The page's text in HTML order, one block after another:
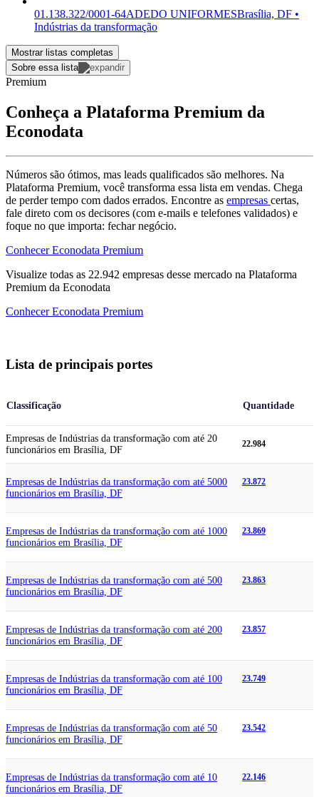
01.138.322/0001-64ADEDO UNIFORMESBrasília, DF •
Indústrias da transformação
Mostrar listas completas
Sobre essa lista
Premium
Conheça a Plataforma Premium da
Econodata
Números são ótimos, mas leads qualificados são melhores. Na
Plataforma Premium, você transforma essa lista em vendas. Chega
de perder tempo com dados errados. Encontre as empresas certas,
fale direto com os decisores (com e-mails e telefones validados) e
foque no que importa: fechar negócio.
Conhecer Econodata Premium
Visualize todas as 22.942 empresas desse mercado na Plataforma
Premium da Econodata
Conhecer Econodata Premium
Lista de principais portes
Classificação Quantidade
Empresas de Indústrias da transformação com até 20
funcionários em Brasília, DF
22.984
Empresas de Indústrias da transformação com até 5000
funcionários em Brasília, DF
23.872
Empresas de Indústrias da transformação com até 1000
funcionários em Brasília, DF
23.869
Empresas de Indústrias da transformação com até 500
funcionários em Brasília, DF
23.863
Empresas de Indústrias da transformação com até 200
funcionários em Brasília, DF
23.857
Empresas de Indústrias da transformação com até 100
funcionários em Brasília, DF
23.749
Empresas de Indústrias da transformação com até 50
funcionários em Brasília, DF
23.542
Empresas de Indústrias da transformação com até 10
funcionários em Brasília, DF
22.146